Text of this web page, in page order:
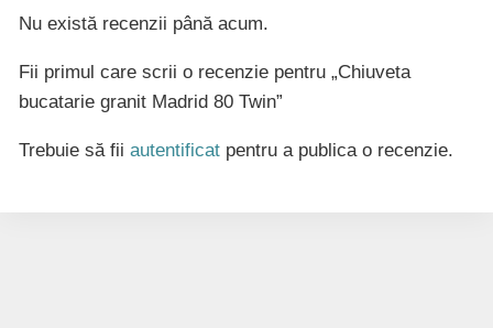
Nu există recenzii până acum.
Fii primul care scrii o recenzie pentru „Chiuveta
bucatarie granit Madrid 80 Twin”
Trebuie să fii autentificat pentru a publica o recenzie.